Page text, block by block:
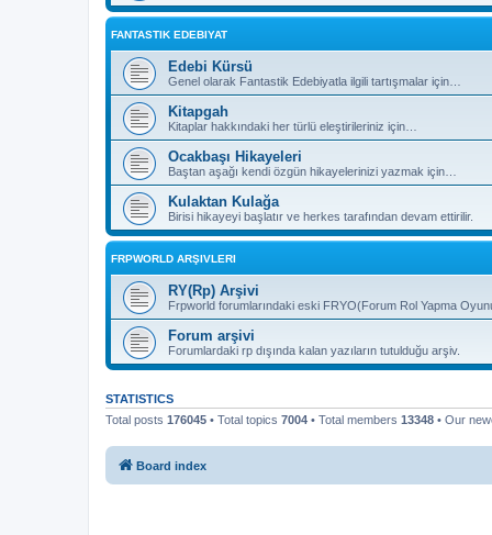
FANTASTIK EDEBIYAT
Edebi Kürsü
Genel olarak Fantastik Edebiyatla ilgili tartışmalar için…
Kitapgah
Kitaplar hakkındaki her türlü eleştirileriniz için…
Ocakbaşı Hikayeleri
Baştan aşağı kendi özgün hikayelerinizi yazmak için…
Kulaktan Kulağa
Birisi hikayeyi başlatır ve herkes tarafından devam ettirilir.
FRPWORLD ARŞIVLERI
RY(Rp) Arşivi
Frpworld forumlarındaki eski FRYO(Forum Rol Yapma
Forum arşivi
Forumlardaki rp dışında kalan yazıların tutulduğu arşiv.
STATISTICS
Total posts 176045 • Total topics 7004 • Total members 13348 • Our
Board index